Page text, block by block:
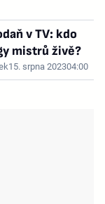
v TV: kdo
mistrů živě?
15. srpna 202304:00